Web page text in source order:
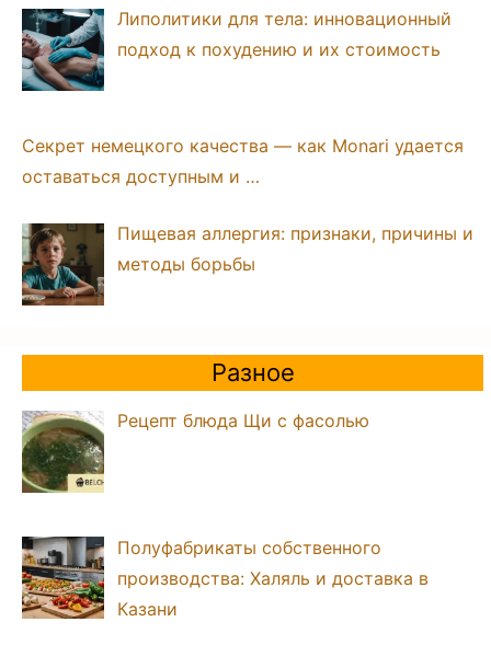
Липолитики для тела: инновационный
подход к похудению и их стоимость
Секрет немецкого качества — как Monari удается
оставаться доступным и …
Пищевая аллергия: признаки, причины и
методы борьбы
Разное
Рецепт блюда Щи с фасолью
Полуфабрикаты собственного
производства: Халяль и доставка в
Казани